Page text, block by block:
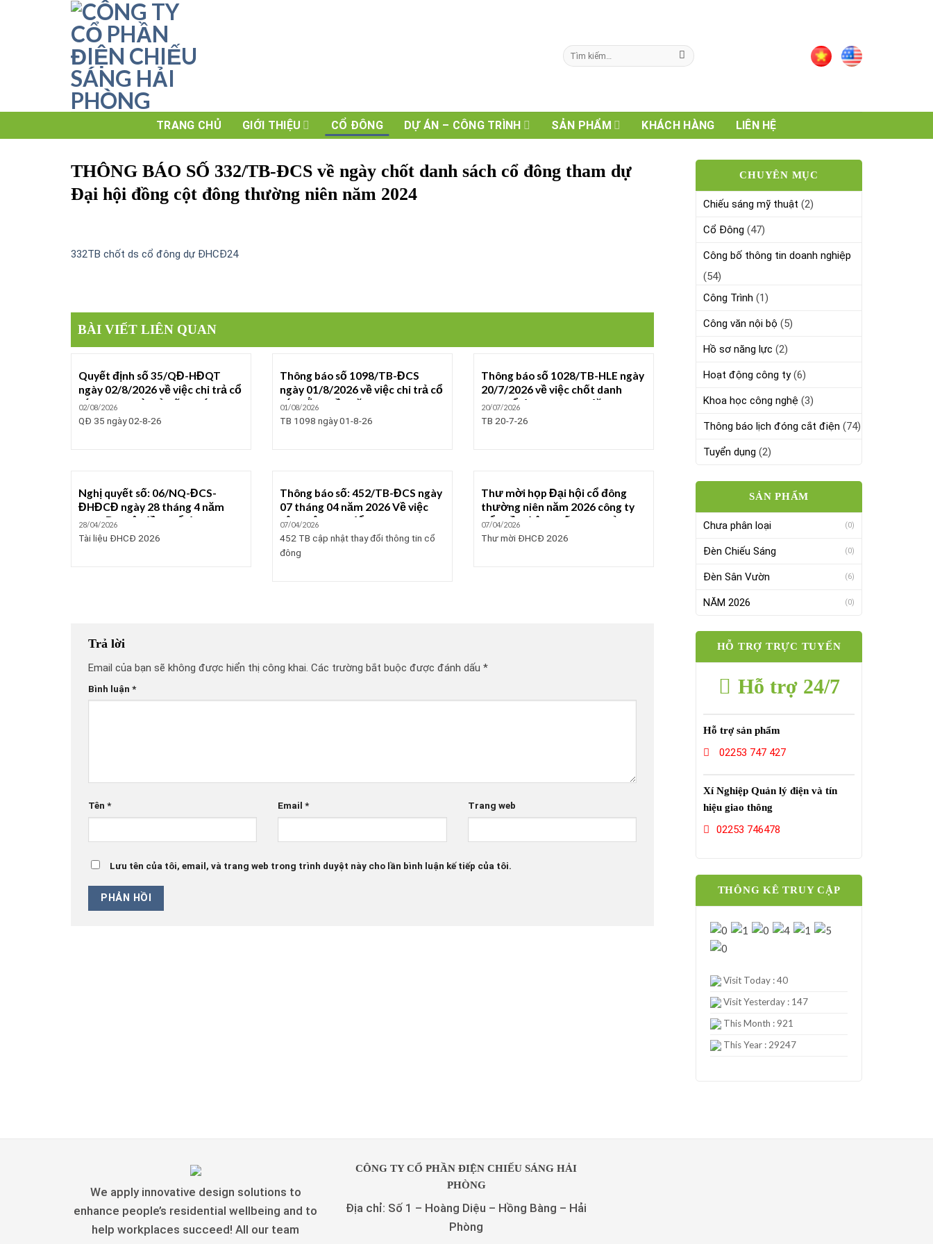
Tìm
kiếm:
TRANG CHỦ GIỚI THIỆU CỔ ĐÔNG DỰ ÁN – CÔNG TRÌNH SẢN PHẨM KHÁCH HÀNG LIÊN HỆ
THÔNG BÁO SỐ 332/TB-ĐCS về ngày chốt danh sách cổ đông tham dự
Đại hội đồng cột đông thường niên năm 2024
332TB chốt ds cổ đông dự ĐHCĐ24
BÀI VIẾT LIÊN QUAN
Quyết định số 35/QĐ-HĐQT
ngày 02/8/2026 về việc chi trả cổ
tức cho người sở hữu chứng
khoán bằng tiền năm 2025 của
02/08/2026
QĐ 35 ngày 02-8-26
Thông báo số 1098/TB-ĐCS
ngày 01/8/2026 về việc chi trả cổ
tức bằng tiền năm 2025
01/08/2026
TB 1098 ngày 01-8-26
Thông báo số 1028/TB-HLE ngày
20/7/2026 về việc chốt danh
sách cổ đông và ngày đăng ký
cuối cùng để thực hiện quyền chi
20/07/2026
TB 20-7-26
Nghị quyết số: 06/NQ-ĐCS-
ĐHĐCĐ ngày 28 tháng 4 năm
2026 Đại hội đồng cổ đông
thường niên năm 2026 công ty
28/04/2026
Tài liệu ĐHCĐ 2026
Thông báo số: 452/TB-ĐCS ngày
07 tháng 04 năm 2026 Về việc
cập nhật thay đổi thông tin cá
nhân của cổ đông
07/04/2026
452 TB cập nhật thay đổi thông tin cổ
đông
Thư mời họp Đại hội cổ đông
thường niên năm 2026 công ty
Cổ phần điện chiếu sáng Hải
Phòng
07/04/2026
Thư mời ĐHCĐ 2026
Trả lời
Email của bạn sẽ không được hiển thị công khai. Các trường bắt buộc được đánh dấu *
Bình luận *
Tên * Email* Trang web
Lưu tên của tôi, email, và trang web trong trình duyệt này cho lần bình luận kế tiếp của tôi.
CHUYÊN MỤC
Chiếu sáng mỹ thuật (2)
Cổ Đông (47)
Công bố thông tin doanh nghiệp
(54)
Công Trình (1)
Công văn nội bộ (5)
Hồ sơ năng lực (2)
Hoạt động công ty(6)
Khoa học công nghệ (3)
Thông báo lịch đóng cắt điện (74)
Tuyển dụng (2)
SẢN PHẨM
Chưa phân loại (0)
Đèn Chiếu Sáng (0)
Đèn Sân Vườn (6)
NĂM 2026 (0)
HỖ TRỢ TRỰC TUYẾN
Hỗ trợ 24/7
Hỗ trợ sản phẩm
02253 747 427
Xí Nghiệp Quản lý điện và tín
hiệu giao thông
02253 746478
THÔNG KÊ TRUY CẬP
Visit Today : 40
Visit Yesterday : 147
This Month : 921
This Year : 29247
We apply innovative design solutions to
enhance people’s residential wellbeing and to
help workplaces succeed! All our team
CÔNG TY CỔ PHẦN ĐIỆN CHIẾU SÁNG HẢI
PHÒNG
Địa chỉ: Số 1 – Hoàng Diệu – Hồng Bàng – Hải
Phòng